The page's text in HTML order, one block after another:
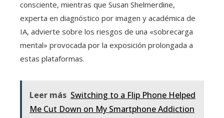
consciente, mientras que Susan Shelmerdine,
experta en diagnóstico por imagen y académica de
IA, advierte sobre los riesgos de una «sobrecarga
mental» provocada por la exposición prolongada a
estas plataformas.
Leer más Switching to a Flip Phone Helped
Me Cut Down on My Smartphone Addiction